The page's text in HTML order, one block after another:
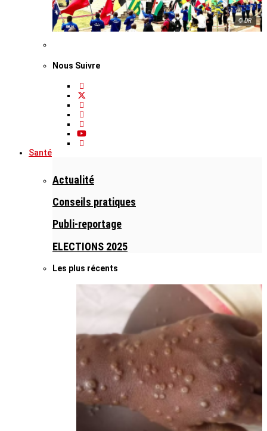
© DR
Nous Suivre
Santé
Actualité
Conseils pratiques
Publi-reportage
ELECTIONS 2025
Les plus récents